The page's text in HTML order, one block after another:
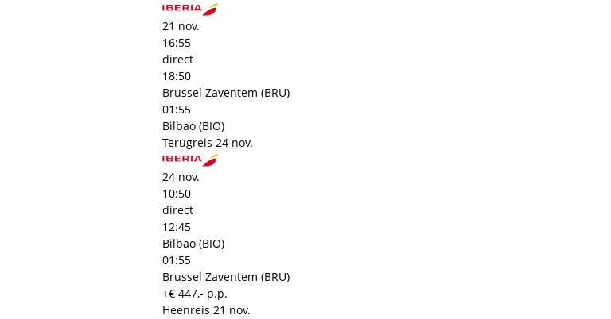
21 nov.
16:55
direct
18:50
Brussel Zaventem (BRU)
01:55
Bilbao (BIO)
Terugreis 24 nov.
24 nov.
10:50
direct
12:45
Bilbao (BIO)
01:55
Brussel Zaventem (BRU)
+€ 447,- p.p.
Heenreis 21 nov.